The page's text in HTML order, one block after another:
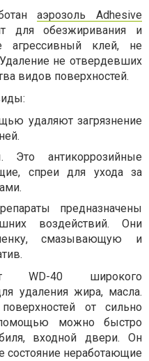
аэрозоль Adhesive
для обезжиривания и
агрессивный клей, не
не отвердевших
видов поверхностей.
удаляют загрязнение
Это антикоррозийные
спреи для ухода за
предназначены
воздействий. Они
смазывающую и
WD-40 широкого
удаления жира, масла.
от сильно
можно быстро
входной двери. Он
состояние неработающие